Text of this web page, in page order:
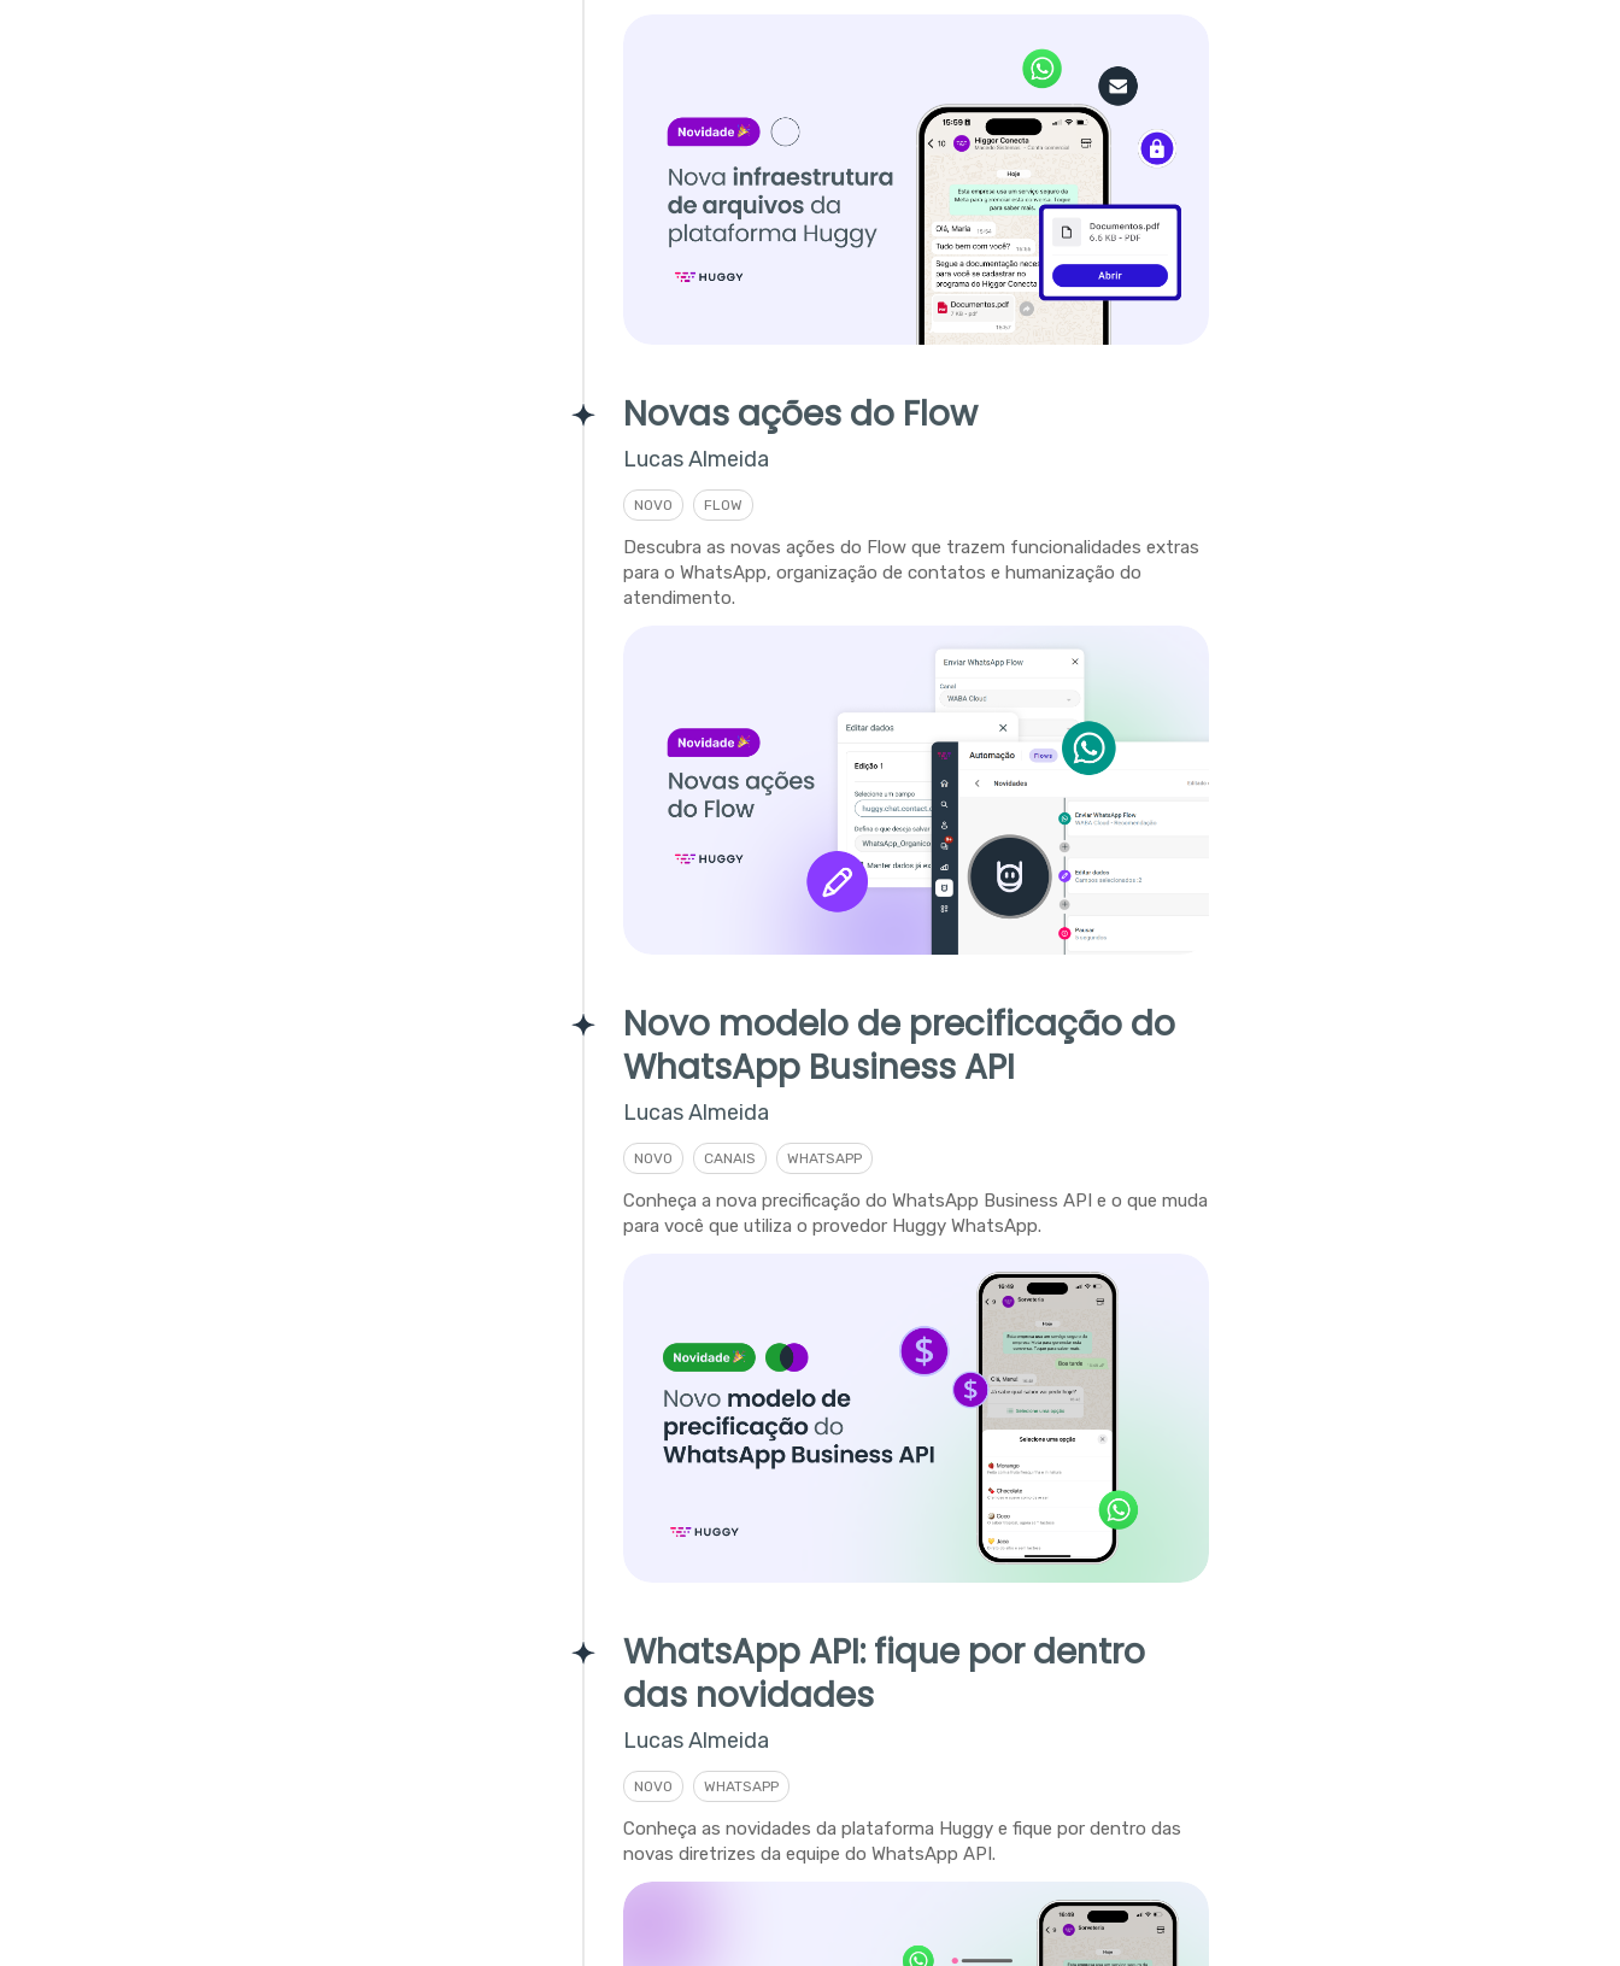
Novas ações do Flow
Lucas Almeida
NOVO FLOW
Descubra as novas ações do Flow que trazem funcionalidades extras
para o WhatsApp, organização de contatos e humanização do
atendimento.
Novo modelo de precificação do
WhatsApp Business API
Lucas Almeida
NOVO CANAIS WHATSAPP
Conheça a nova precificação do WhatsApp Business API e o que muda
para você que utiliza o provedor Huggy WhatsApp.
WhatsApp API: fique por dentro
das novidades
Lucas Almeida
NOVO WHATSAPP
Conheça as novidades da plataforma Huggy e fique por dentro das
novas diretrizes da equipe do WhatsApp API.